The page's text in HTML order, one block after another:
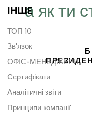
а як ти
ІНШE
ТОП 10
Зв'язок
ОФІС-МЕНЕДЖЕРИ
Сертифікати
Аналітичні звіти
Принципи компанії